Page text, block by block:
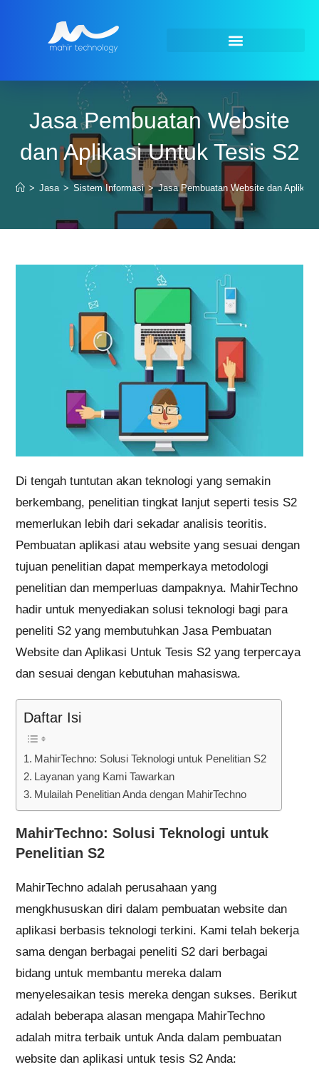
Jasa Pembuatan Website
dan Aplikasi Untuk Tesis S2
> Jasa > Sistem Informasi > Jasa Pembuatan Website dan
Di tengah tuntutan akan teknologi yang semakin
berkembang, penelitian tingkat lanjut seperti tesis S2
memerlukan lebih dari sekadar analisis teoritis.
Pembuatan aplikasi atau website yang sesuai dengan
tujuan penelitian dapat memperkaya metodologi
penelitian dan memperluas dampaknya. MahirTechno
hadir untuk menyediakan solusi teknologi bagi para
peneliti S2 yang membutuhkan Jasa Pembuatan
Website dan Aplikasi Untuk Tesis S2 yang terpercaya
dan sesuai dengan kebutuhan mahasiswa.
Daftar Isi
MahirTechno: Solusi Teknologi untuk Penelitian S2
Layanan yang Kami Tawarkan
Mulailah Penelitian Anda dengan MahirTechno
MahirTechno: Solusi Teknologi untuk
Penelitian S2
MahirTechno adalah perusahaan yang
mengkhususkan diri dalam pembuatan website dan
aplikasi berbasis teknologi terkini. Kami telah bekerja
sama dengan berbagai peneliti S2 dari berbagai
bidang untuk membantu mereka dalam
menyelesaikan tesis mereka dengan sukses. Berikut
adalah beberapa alasan mengapa MahirTechno
adalah mitra terbaik untuk Anda dalam pembuatan
website dan aplikasi untuk tesis S2 Anda: